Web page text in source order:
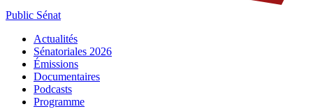
Public Sénat
Actualités
Sénatoriales 2026
Émissions
Documentaires
Podcasts
Programme